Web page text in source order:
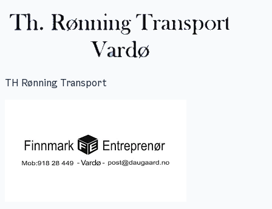
TH Rønning Transport